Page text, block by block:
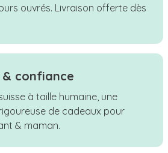
ouvrés. Livraison offerte dès
confiance
à taille humaine, une
de cadeaux pour
& maman.